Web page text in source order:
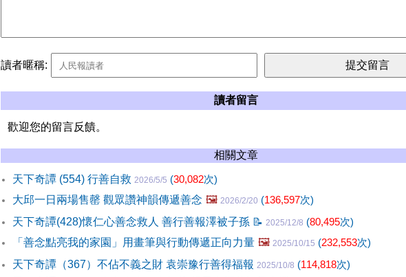
讀者暱稱:
讀者留言
歡迎您的留言反饋。
相關文章
天下奇譚 (554) 行善自救 2026/5/5 (30,082次)
大邱一日兩場售罄 觀眾讚神韻傳遞善念 🖼️ 2026/2/20 (136,597次)
天下奇譚(428)懷仁心善念救人 善行善報澤被子孫 📝 2025/12/8 (80,495次)
「善念點亮我的家園」用畫筆與行動傳遞正向力量 🖼️ 2025/10/15 (232,553次)
天下奇譚（367）不佔不義之財 袁崇豫行善得福報 2025/10/8 (114,818次)